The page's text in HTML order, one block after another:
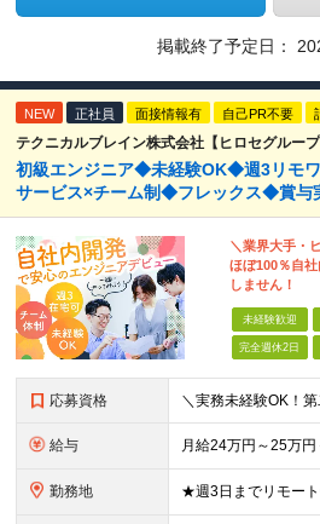
掲載終了予定日：
NEW 正社員 面接情報有 自己PR不要
テクニカルブレイン株式会社【ヒロセグループ
初級エンジニア◆未経験OK◆週3リモ
サービス×チーム制◆フレックス◆賞与
＼業界大手・
ほぼ100％自
しません！
未経験歓迎
完全週休2日
応募資格
給与
勤務地